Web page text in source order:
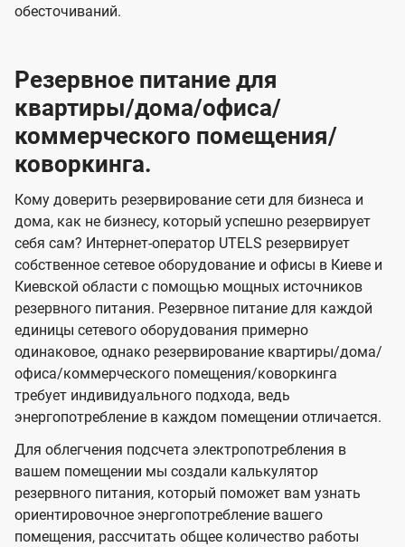
обесточиваний.
Резервное питание для
квартиры/дома/офиса/
коммерческого помещения/
коворкинга.
Кому доверить резервирование сети для бизнеса и
дома, как не бизнесу, который успешно резервирует
себя сам? Интернет-оператор UTELS резервирует
собственное сетевое оборудование и офисы в Киеве и
Киевской области с помощью мощных источников
резервного питания. Резервное питание для каждой
единицы сетевого оборудования примерно
одинаковое, однако резервирование квартиры/дома/
офиса/коммерческого помещения/коворкинга
требует индивидуального подхода, ведь
энергопотребление в каждом помещении отличается.
Для облегчения подсчета электропотребления в
вашем помещении мы создали калькулятор
резервного питания, который поможет вам узнать
ориентировочное энергопотребление вашего
помещения, рассчитать общее количество работы